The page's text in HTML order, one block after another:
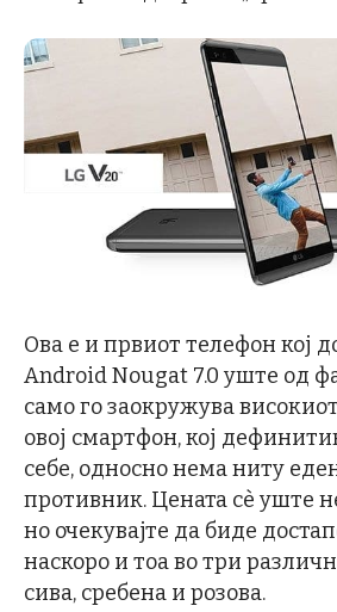
Ова е и првиот телефон кој
Android Nougat 7.0 уште од
само го заокружува
овој смартфон, кој
себе, односно нема ниту
противник. Цената сѐ уште
но очекувајте да биде
наскоро и тоа во три
сива, сребена и розова.